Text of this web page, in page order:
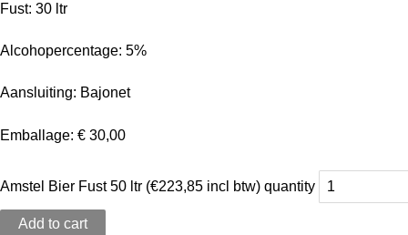
Fust: 30 ltr
Alcohopercentage: 5%
Aansluiting: Bajonet
Emballage: € 30,00
Amstel Bier Fust 50 ltr (€223,85 incl btw) quantity
Add to cart